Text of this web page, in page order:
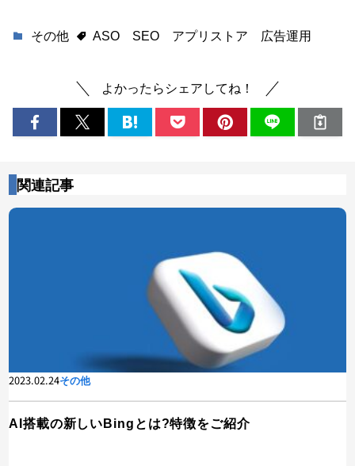
その他 ASO SEO アプリストア 広告運用
よかったらシェアしてね！
関連記事
2023.02.24その他
AI搭載の新しいBingとは?特徴をご紹介